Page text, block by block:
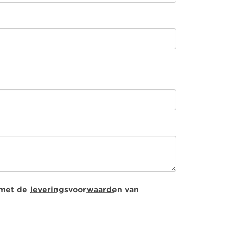
de leveringsvoorwaarden van